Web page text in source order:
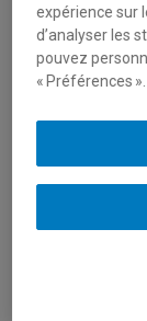
expérience sur
d’analyser les
pouvez
« Préférences ».